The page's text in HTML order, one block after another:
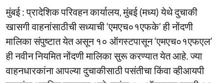
मुंबई : प्रादेशिक परिवहन कार्यालय, मुंबई (मध्य) येथे दुचाकी
खासगी वाहनांसाठीची सध्याची ‘एमएच०१एफके’ ही नोंदणी
मालिका संपुष्टात येत असून १० ऑगस्टपासून ‘एमएच०१एफएल’
ही नवीन नियमित नोंदणी मालिका सुरू करण्यात येत आहे. ज्या
वाहनधारकांना आपल्या दुचाकीसाठी पसंतीचा किंवा व्हीआयपी